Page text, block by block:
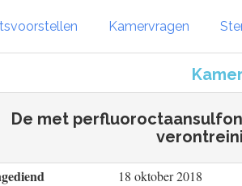
Kamervragen
De met
18 oktober 2018